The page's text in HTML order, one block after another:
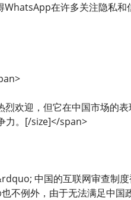
在许多关注隐私和
欢迎，但它在中国市场的表
力。[/size]</span>
中国的互联网审查制度
不例外，由于无法满足中国